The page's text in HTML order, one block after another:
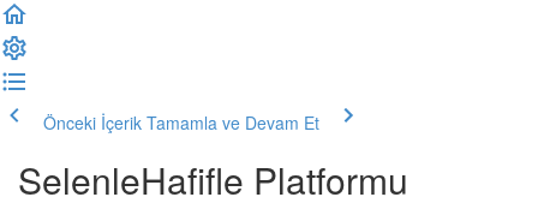
Önceki İçerik Tamamla ve Devam Et
SelenleHafifle Platformu